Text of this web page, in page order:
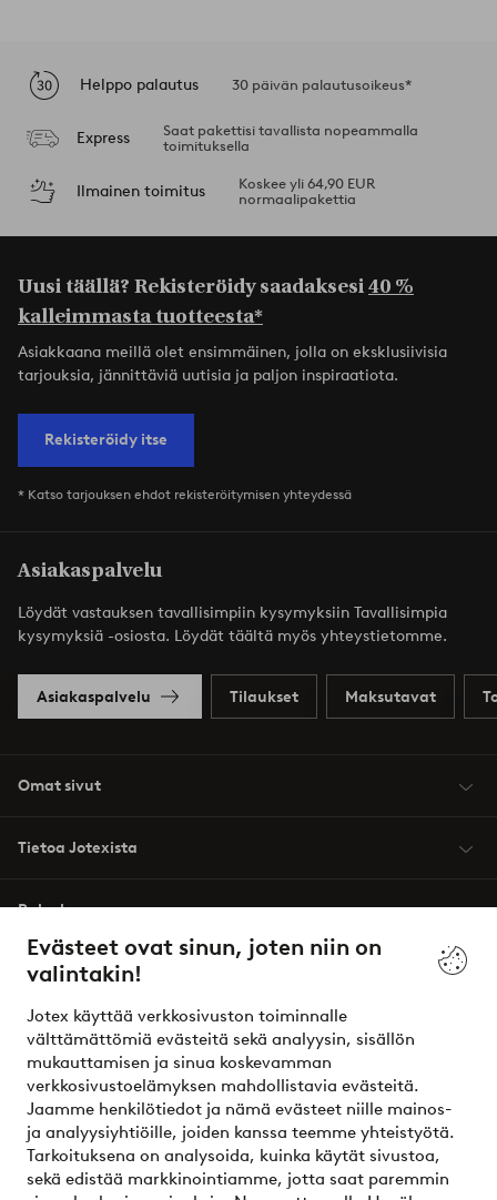
Evästeet ovat sinun, joten niin on
valintakin!
Jotex käyttää verkkosivuston toiminnalle
välttämättömiä evästeitä sekä analyysin, sisällön
mukauttamisen ja sinua koskevamman
verkkosivustoelämyksen mahdollistavia evästeitä.
Jaamme henkilötiedot ja nämä evästeet niille mainos-
ja analyysiyhtiöille, joiden kanssa teemme yhteistyötä.
Tarkoituksena on analysoida, kuinka käytät sivustoa,
sekä edistää markkinointiamme, jotta saat paremmin
Helppo palautus 30 päivän palautusoikeus*
Express
Saat pakettisi tavallista nopeammalla
toimituksella
Ilmainen toimitus
Koskee yli 64,90 EUR
normaalipakettia
Uusi täällä? Rekisteröidy saadaksesi40 %
kalleimmasta tuotteesta*
Asiakkaana meillä olet ensimmäinen, jolla on eksklusiivisia
tarjouksia, jännittäviä uutisia ja paljon inspiraatiota.
Rekisteröidy itse
* Katso tarjouksen ehdot rekisteröitymisen yhteydessä
Asiakaspalvelu
Löydät vastauksen tavallisimpiin kysymyksiin Tavallisimpia
kysymyksiä -osiosta. Löydät täältä myös yhteystietomme.
Asiakaspalvelu Tilaukset Maksutavat
Omat sivut
Tietoa Jotexista
Palvelumme
Ehdot
Ystävät
Turvalliset maksut – maksa nyt tai erissä
Haluatko tietää lisää maksuvaihtoehdoistamme?